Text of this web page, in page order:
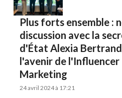
Plus forts ensemble :
discussion avec la
d'État Alexia
l'avenir de l'Influencer
Marketing
24 avril 2024 à 17:21